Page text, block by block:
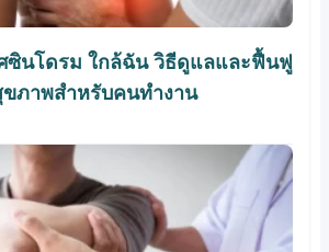
ซินโดรม ใกล้ฉัน วิธีดูแลและฟื้นฟู
ขภาพสำหรับคนทำงาน